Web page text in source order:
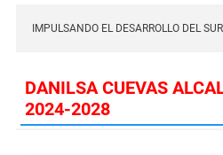
IMPULSANDO EL DESARROLLO DEL SUR
DANILSA CUEVAS
2024-2028